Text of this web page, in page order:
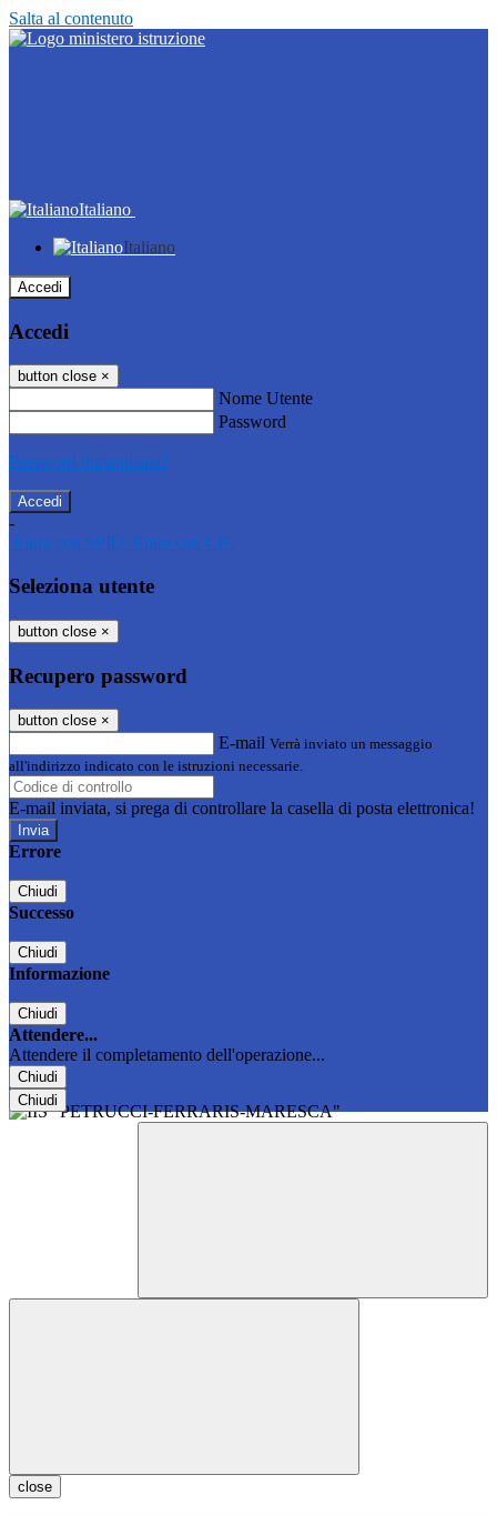
Salta al contenuto
Italiano
Italiano
Accedi
Accedi
button close ×
Nome Utente
Password
Password dimenticata?
-
Entra con SPID Entra con CIE
Seleziona utente
button close ×
Recupero password
button close ×
E-mail Verrà inviato un messaggio
all'indirizzo indicato con le istruzioni necessarie.
E-mail inviata, si prega di controllare la casella di posta elettronica!
Errore
Chiudi
Successo
Chiudi
Informazione
Chiudi
Attendere...
Attendere il completamento dell'operazione...
Chiudi
Chiudi
close